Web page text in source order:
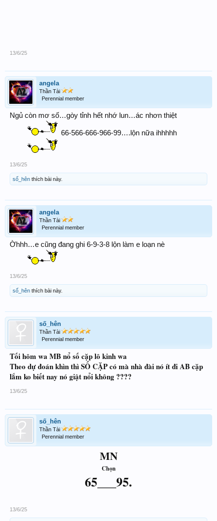
13/6/25
angela
Thần Tài
Perennial member
Ngủ còn mơ số…gòy tỉnh hết nhớ lun…ác nhơn thiệt
66-566-666-966-99….lộn nữa ihhhhh
13/6/25
số_hên thích bài này.
angela
Thần Tài
Perennial member
Ờhhh…e cũng đang ghi 6-9-3-8 lộn làm e loạn nè
13/6/25
số_hên thích bài này.
số_hên
Thần Tài
Perennial member
Tối hôm wa MB nổ số cặp lô kinh wa
Theo dự đoán khìn thì SỐ CẶP có mà nhà đài nó ít đi AB cặp
lắm ko biết nay nó giật nổi không ????
13/6/25
số_hên
Thần Tài
Perennial member
MN
Chọn
65___95.
13/6/25